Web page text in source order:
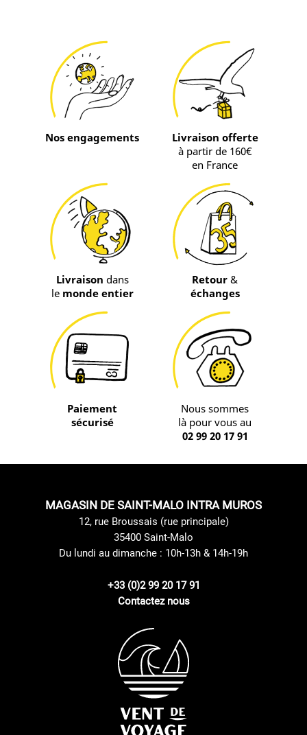
Nos engagements
Livraison offerte
à partir de 160€
en France
Livraison dans
lemonde entier
Retour &
échanges
Paiement
sécurisé
Nous sommes
là pour vous au
02 99 20 17 91
MAGASIN DE SAINT-MALO INTRA MUROS
12, rue Broussais (rue principale)
35400 Saint-Malo
Du lundi au dimanche : 10h-13h & 14h-19h
+33 (0)2 99 20 17 91
Contactez nous